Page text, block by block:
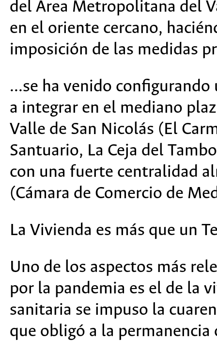
del Área Metropolitana del
en el oriente cercano,
imposición de las medidas
...se ha venido
a integrar en el mediano
Valle de San Nicolás (El
Santuario, La Ceja del
con una fuerte centralidad
(Cámara de Comercio de
La Vivienda es más que un
Uno de los aspectos más
por la pandemia es el de la
sanitaria se impuso la
que obligó a la permanencia